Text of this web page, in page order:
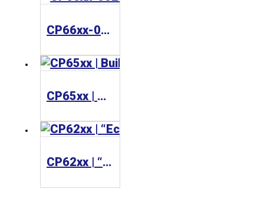
CP66xx-0020 | Panel PC with ARM Cortex™-A8
CP65xx | Built-in Panel PC
CP62xx | “Economy” built-in Panel PC